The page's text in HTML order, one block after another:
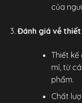
của
Đánh giá về
Thiết kế
mỉ, từ
phẩm.
Chất